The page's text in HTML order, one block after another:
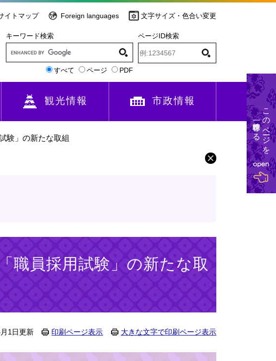
イトマップ Foreign languages 文字サイズ・色合い変更
キーワード検索
すべて ページ PDF
ページID検索
観光情報 市政情報
験」の新たな取組
職員採用試験」の新たな取
1日更新 印刷ページ表示 大きな文字で印刷ページ表示
このページを
一時保存する